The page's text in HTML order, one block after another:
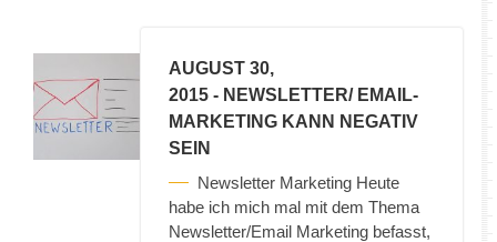
AUGUST 30,
2015 - NEWSLETTER/ EMAIL-
MARKETING KANN NEGATIV
SEIN
Newsletter Marketing Heute
habe ich mich mal mit dem Thema
Newsletter/Email Marketing befasst,